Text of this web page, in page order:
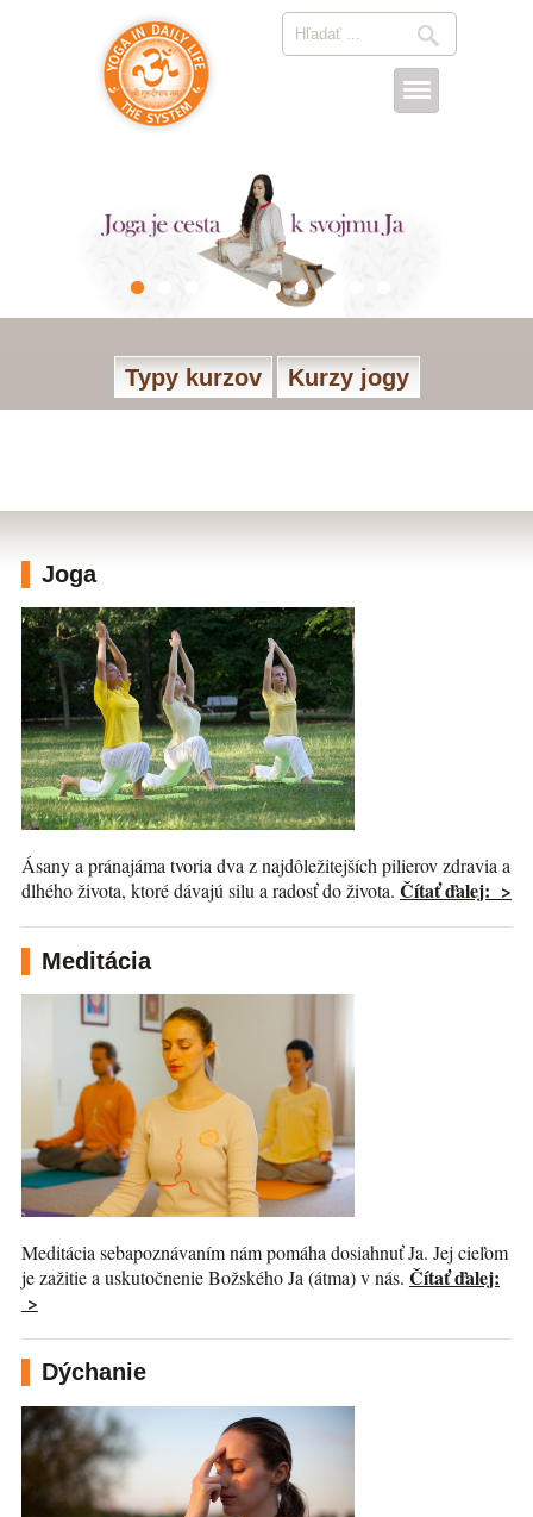
Typy kurzov Kurzy jogy
Joga
Ásany a pránajáma tvoria dva z najdôležitejších pilierov zdravia a
dlhého života, ktoré dávajú silu a radosť do života. Čítať ďalej: >
Meditácia
Meditácia sebapoznávaním nám pomáha dosiahnuť Ja. Jej cieľom
je zažitie a uskutočnenie Božského Ja (átma) v nás. Čítať ďalej:
>
Dýchanie